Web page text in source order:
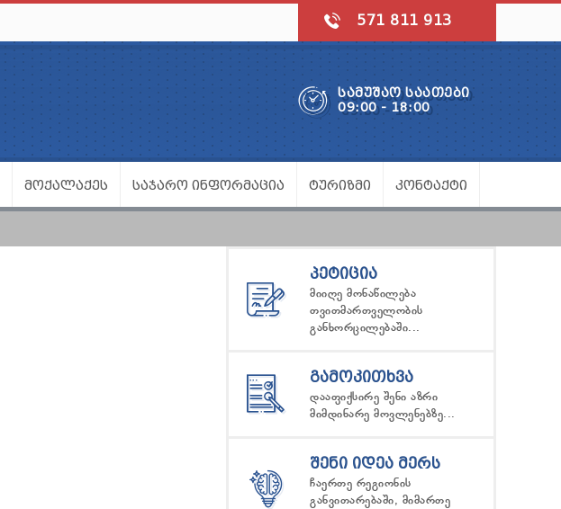
571 811 913
ᲡᲐᲛᲣᲨᲐᲝ ᲡᲐᲐᲗᲔᲑᲘ
09:00 - 18:00
ᲛᲝᲥᲐᲚᲐᲥᲔᲡ ᲡᲐᲯᲐᲠᲝ ᲘᲜᲤᲝᲠᲛᲐᲪᲘᲐ ᲢᲣᲠᲘᲖᲛᲘ ᲙᲝᲜᲢᲐᲥᲢᲘ
ᲞᲔᲢᲘᲪᲘᲐ
მიიღე მონაწილება
თვითმართველობის
განხორცილებაში...
ᲒᲐᲛᲝᲙᲘᲗᲮᲕᲐ
დააფიქსირე შენი აზრი
მიმდინარე მოვლენებზე...
ᲨᲔᲜᲘ ᲘᲓᲔᲐ ᲛᲔᲠᲡ
ჩაერთე რეგიონის
განვითარებაში, მიმართე